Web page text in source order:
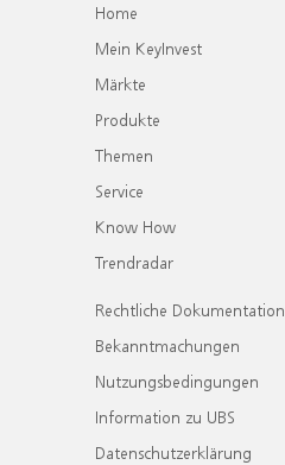
Home
Mein KeyInvest
Märkte
Produkte
Themen
Service
Know How
Trendradar
Rechtliche Dokumentation
Bekanntmachungen
Nutzungsbedingungen
Information zu UBS
Datenschutzerklärung